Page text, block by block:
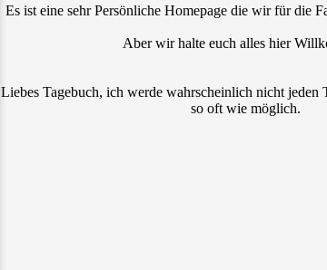
Es ist eine sehr Persönliche Homepage die wir für die
Aber wir halte euch alles hier
Liebes Tagebuch, ich werde wahrscheinlich nicht jeden
so oft wie möglich.